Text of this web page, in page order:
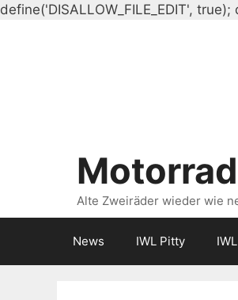
define('DISALLOW_FILE_EDIT',
Alte Zweiräder wieder wie
News IWL Pitty